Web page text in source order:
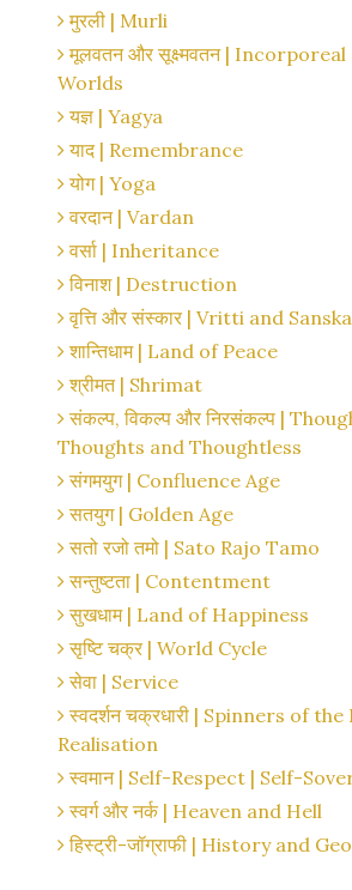
मुरली | Murli
मूलवतन और सूक्ष्मवतन |
Worlds
यज्ञ | Yagya
याद | Remembrance
योग | Yoga
वरदान | Vardan
वर्सा | Inheritance
विनाश | Destruction
वृत्ति और संस्कार | Vritti and
शान्तिधाम | Land of Peace
श्रीमत | Shrimat
संकल्प, विकल्प और निरसंकल्प |
Thoughts and Thoughtless
संगमयुग | Confluence Age
सतयुग | Golden Age
सतो रजो तमो | Sato Rajo Tamo
सन्तुष्टता | Contentment
सुखधाम | Land of Happiness
सृष्टि चक्र | World Cycle
सेवा | Service
स्वदर्शन चक्रधारी | Spinners of
Realisation
स्वमान | Self-Respect | Self-
स्वर्ग और नर्क | Heaven and Hell
हिस्ट्री-जॉग्राफी | History and